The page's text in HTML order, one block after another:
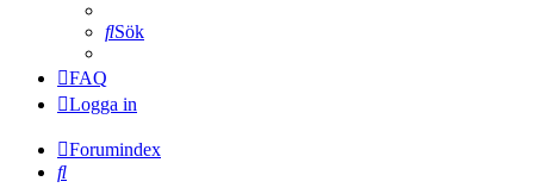
Sök
FAQ
Logga in
Forumindex
Sök